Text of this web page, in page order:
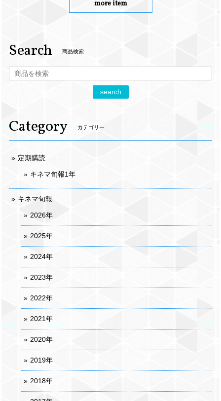
more item
Search 商品検索
search
Category カテゴリー
定期購読
キネマ旬報1年
キネマ旬報
2026年
2025年
2024年
2023年
2022年
2021年
2020年
2019年
2018年